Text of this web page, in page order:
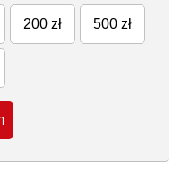
200 zł 500 zł